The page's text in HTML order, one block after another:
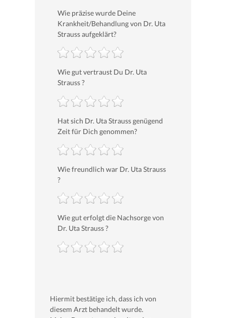
Wie präzise wurde Deine
Krankheit/Behandlung von Dr. Uta
Strauss aufgeklärt?
Wie gut vertraust Du Dr. Uta
Strauss ?
Hat sich Dr. Uta Strauss genügend
Zeit für Dich genommen?
Wie freundlich war Dr. Uta Strauss
?
Wie gut erfolgt die Nachsorge von
Dr. Uta Strauss ?
Hiermit bestätige ich, dass ich von
diesem Arzt behandelt wurde.